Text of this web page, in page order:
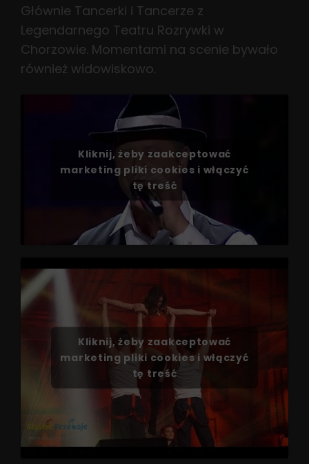
Głównie Tancerki i Tancerze z
Legendarnego Teatru Rozrywki w
Chorzowie. Momentami na scenie bywało
również widowiskowo.
Kliknij, żeby zaakceptować
marketing pliki cookies i włączyć
tę treść
Kliknij, żeby zaakceptować
marketing pliki cookies i włączyć
tę treść